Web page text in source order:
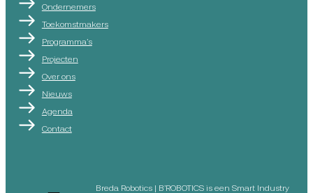
Ondernemers
Toekomstmakers
Programma’s
Projecten
Over ons
Nieuws
Agenda
Contact
Breda Robotics | B’ROBOTICS is een Smart Industry